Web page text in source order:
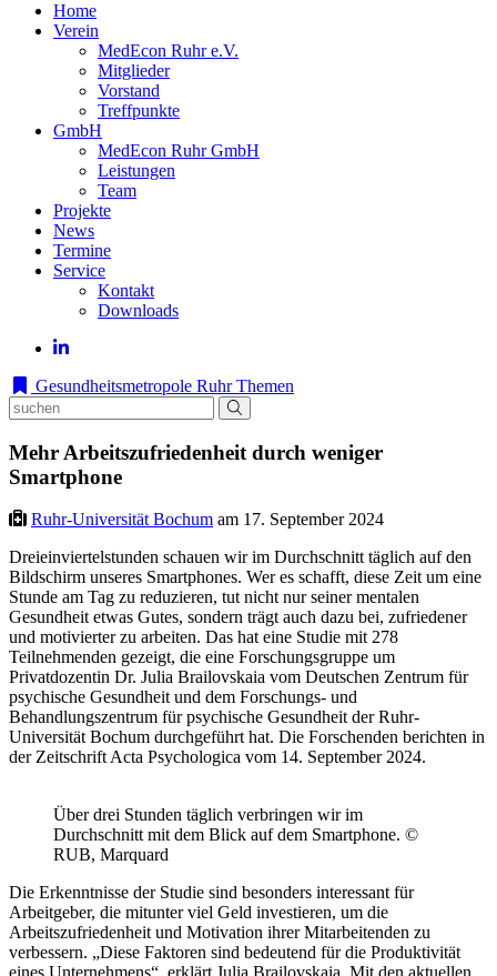
Home
Verein
MedEcon Ruhr e.V.
Mitglieder
Vorstand
Treffpunkte
GmbH
MedEcon Ruhr GmbH
Leistungen
Team
Projekte
News
Termine
Service
Kontakt
Downloads
Gesundheitsmetropole Ruhr Themen
Mehr Arbeitszufriedenheit durch weniger
Smartphone
Ruhr-Universität Bochum am 17. September 2024
Dreieinviertelstunden schauen wir im Durchschnitt täglich auf den
Bildschirm unseres Smartphones. Wer es schafft, diese Zeit um eine
Stunde am Tag zu reduzieren, tut nicht nur seiner mentalen
Gesundheit etwas Gutes, sondern trägt auch dazu bei, zufriedener
und motivierter zu arbeiten. Das hat eine Studie mit 278
Teilnehmenden gezeigt, die eine Forschungsgruppe um
Privatdozentin Dr. Julia Brailovskaia vom Deutschen Zentrum für
psychische Gesundheit und dem Forschungs- und
Behandlungszentrum für psychische Gesundheit der Ruhr-
Universität Bochum durchgeführt hat. Die Forschenden berichten in
der Zeitschrift Acta Psychologica vom 14. September 2024.
Über drei Stunden täglich verbringen wir im
Durchschnitt mit dem Blick auf dem Smartphone. ©
RUB, Marquard
Die Erkenntnisse der Studie sind besonders interessant für
Arbeitgeber, die mitunter viel Geld investieren, um die
Arbeitszufriedenheit und Motivation ihrer Mitarbeitenden zu
verbessern. „Diese Faktoren sind bedeutend für die Produktivität